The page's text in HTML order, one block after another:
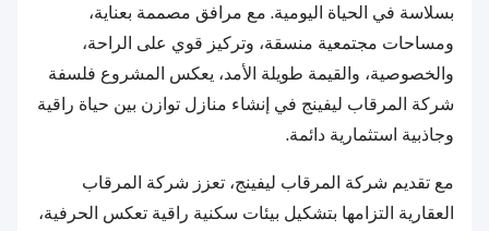
بسلاسة في الحياة اليومية. مع مرافق مصممة بعناية،
ومساحات مجتمعية منسقة، وتركيز قوي على الراحة،
والخصوصية، والقيمة طويلة الأمد، يعكس المشروع فلسفة
شركة المرقاب ليفينج في إنشاء منازل توازن بين حياة راقية
وجاذبية استثمارية دائمة.
مع تقديم شركة المرقاب ليفينج، تعزز شركة المرقاب
العقارية التزامها بتشكيل بيئات سكنية راقية تعكس الحرفية،